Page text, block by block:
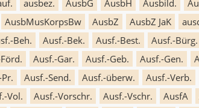
ausbez. AusbG AusbH Ausbild.
AusbMusKorpsBw AusbZ AusbZ JaK
Beh. Ausf.-Bek. Ausf.-Best. Ausf.-Bürg.
Ausf.-Gar. Ausf.-Geb. Ausf.-Gen.
Ausf.-Send. Ausf.-überw. Ausf.-Verb.
Vol. Ausf.-Vorschr. Ausf.-Vschr. AusfA